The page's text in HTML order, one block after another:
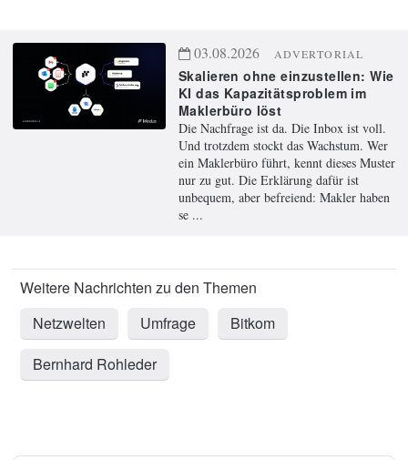
03.08.2026 ADVERTORIAL
Skalieren ohne einzustellen: Wie
KI das Kapazitätsproblem im
Maklerbüro löst
Die Nachfrage ist da. Die Inbox ist voll.
Und trotzdem stockt das Wachstum. Wer
ein Maklerbüro führt, kennt dieses Muster
nur zu gut. Die Erklärung dafür ist
unbequem, aber befreiend: Makler haben
se ...
Netzwelten Umfrage
Bitkom
Bernhard Rohleder